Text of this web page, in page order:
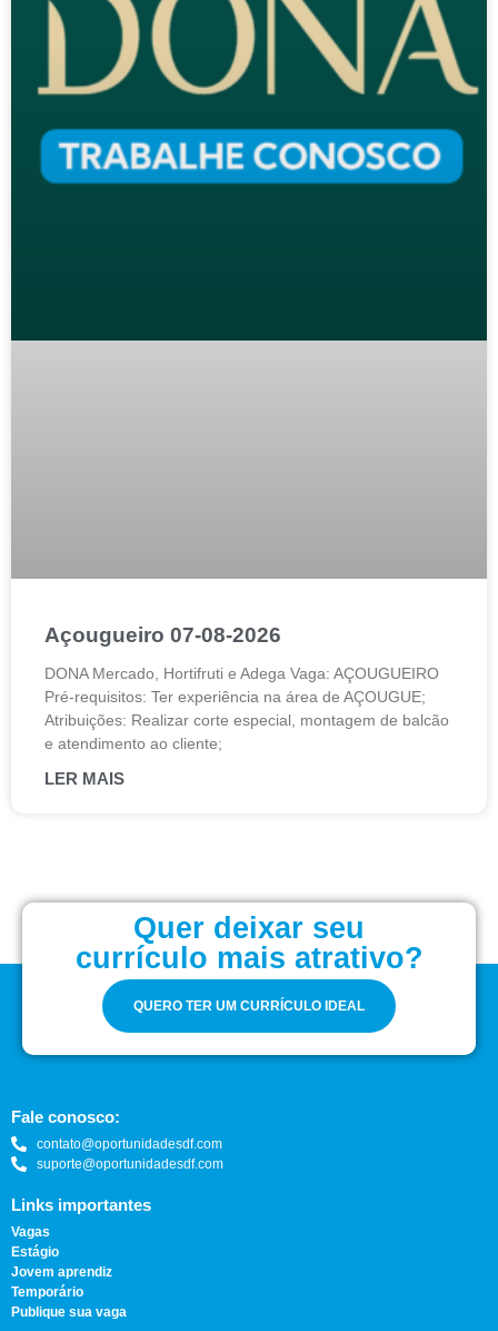
Açougueiro 07-08-2026
DONA Mercado, Hortifruti e Adega Vaga: AÇOUGUEIRO
Pré-requisitos: Ter experiência na área de AÇOUGUE;
Atribuições: Realizar corte especial, montagem de balcão
e atendimento ao cliente;
LER MAIS
Quer deixar seu
currículo mais atrativo?
QUERO TER UM CURRÍCULO IDEAL
Fale conosco:
contato@oportunidadesdf.com
suporte@oportunidadesdf.com
Links importantes
Vagas
Estágio
Jovem aprendiz
Temporário
Publique sua vaga